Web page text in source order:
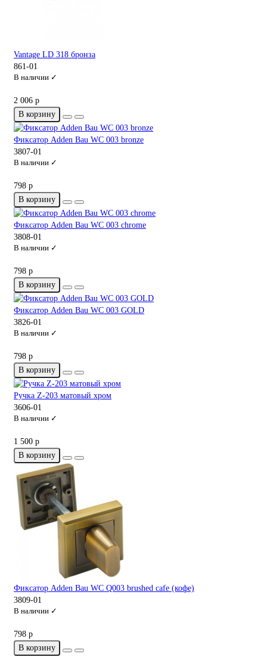
Vantage LD 318 бронза
861-01
В наличии ✓
2 006 р
В корзину
Фиксатор Adden Bau WC 003 bronze
3807-01
В наличии ✓
798 р
В корзину
Фиксатор Adden Bau WC 003 chrome
3808-01
В наличии ✓
798 р
В корзину
Фиксатор Adden Bau WC 003 GOLD
3826-01
В наличии ✓
798 р
В корзину
Ручка Z-203 матовый хром
3606-01
В наличии ✓
1 500 р
В корзину
Фиксатор Adden Bau WC Q003 brushed cafe (кофе)
3809-01
В наличии ✓
798 р
В корзину